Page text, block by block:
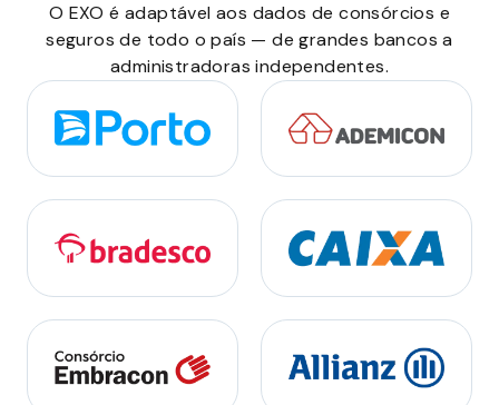
O EXO é adaptável aos dados de consórcios e
seguros de todo o país — de grandes bancos a
administradoras independentes.